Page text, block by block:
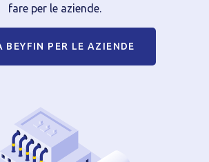
fare per le aziende.
BEYFIN PER LE AZIENDE